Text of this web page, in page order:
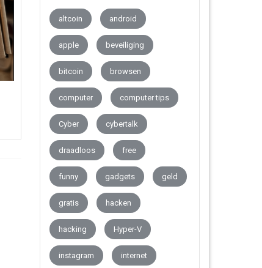
altcoin android
apple beveiliging
bitcoin browsen
computer computer tips
Cyber cybertalk
draadloos free
funny gadgets geld
gratis hacken
hacking Hyper-V
instagram internet